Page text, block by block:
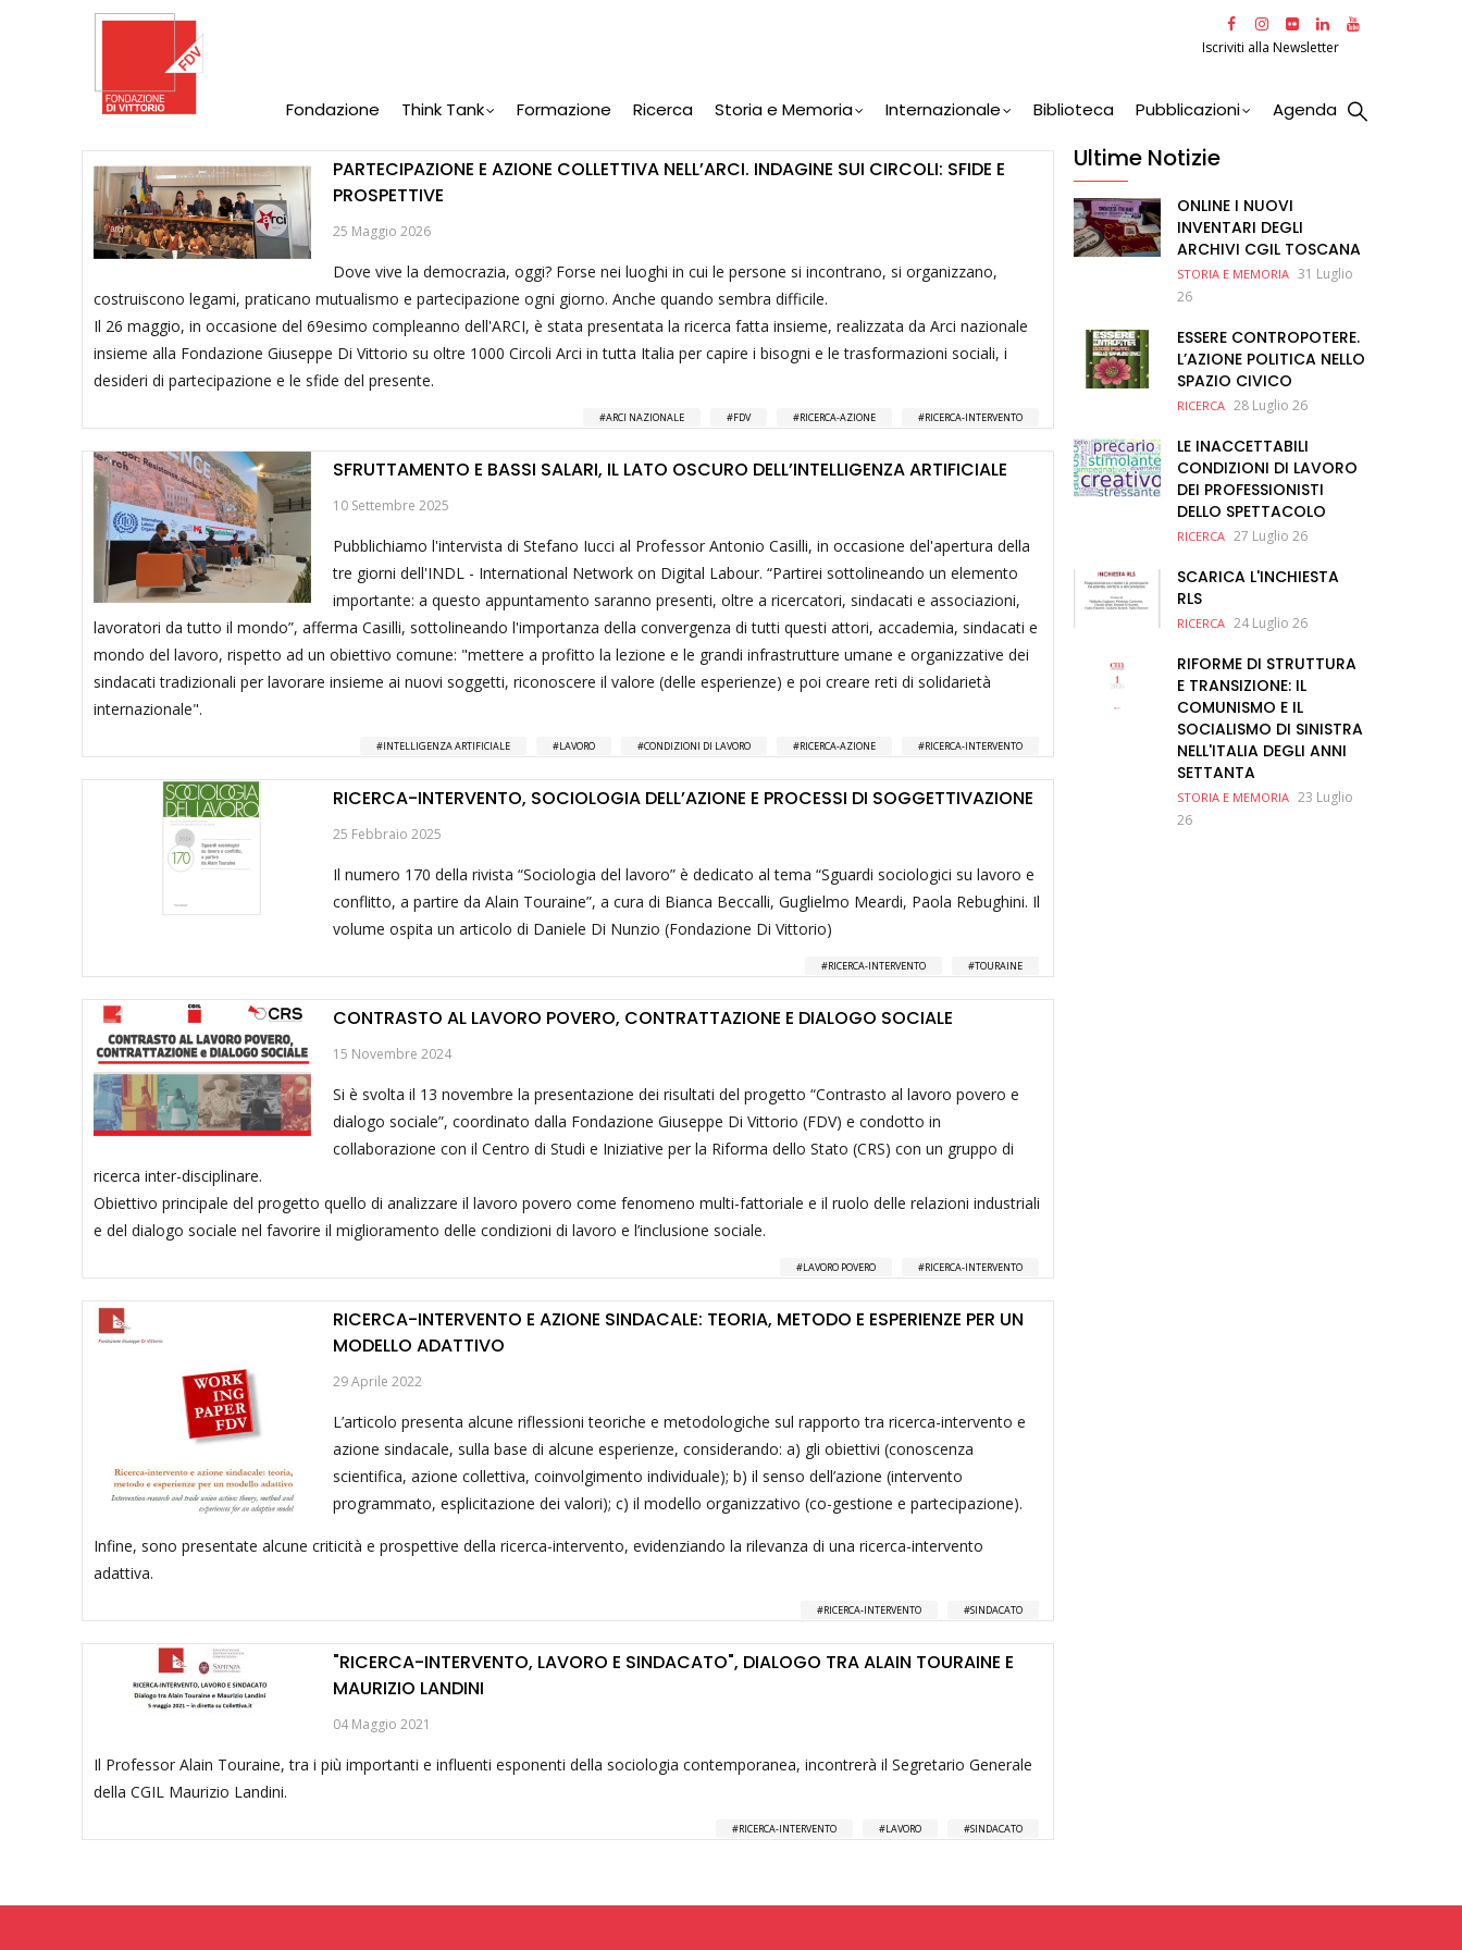
Iscriviti alla Newsletter
Navigation
Fondazione Think Tank Formazione Ricerca Storia e Memoria Internazionale Biblioteca Pubblicazioni Agenda
PARTECIPAZIONE E AZIONE COLLETTIVA NELL’ARCI. INDAGINE SUI CIRCOLI: SFIDE E
PROSPETTIVE
25 Maggio 2026
Dove vive la democrazia, oggi? Forse nei luoghi in cui le persone si incontrano, si organizzano,
costruiscono legami, praticano mutualismo e partecipazione ogni giorno. Anche quando sembra difficile.
Il 26 maggio, in occasione del 69esimo compleanno dell'ARCI, è stata presentata la ricerca fatta insieme, realizzata da Arci nazionale
insieme alla Fondazione Giuseppe Di Vittorio su oltre 1000 Circoli Arci in tutta Italia per capire i bisogni e le trasformazioni sociali, i
desideri di partecipazione e le sfide del presente.
ARCI NAZIONALE FDV RICERCA-AZIONE RICERCA-INTERVENTO
SFRUTTAMENTO E BASSI SALARI, IL LATO OSCURO DELL’INTELLIGENZA ARTIFICIALE
10 Settembre 2025
Pubblichiamo l'intervista di Stefano Iucci al Professor Antonio Casilli, in occasione del'apertura della
tre giorni dell'INDL - International Network on Digital Labour. “Partirei sottolineando un elemento
importante: a questo appuntamento saranno presenti, oltre a ricercatori, sindacati e associazioni,
lavoratori da tutto il mondo”, afferma Casilli, sottolineando l'importanza della convergenza di tutti questi attori, accademia, sindacati e
mondo del lavoro, rispetto ad un obiettivo comune: "mettere a profitto la lezione e le grandi infrastrutture umane e organizzative dei
sindacati tradizionali per lavorare insieme ai nuovi soggetti, riconoscere il valore (delle esperienze) e poi creare reti di solidarietà
internazionale".
INTELLIGENZA ARTIFICIALE LAVORO CONDIZIONI DI LAVORO RICERCA-AZIONE RICERCA-INTERVENTO
RICERCA-INTERVENTO, SOCIOLOGIA DELL’AZIONE E PROCESSI DI SOGGETTIVAZIONE
25 Febbraio 2025
Il numero 170 della rivista “Sociologia del lavoro” è dedicato al tema “Sguardi sociologici su lavoro e
conflitto, a partire da Alain Touraine”, a cura di Bianca Beccalli, Guglielmo Meardi, Paola Rebughini. Il
volume ospita un articolo di Daniele Di Nunzio (Fondazione Di Vittorio)
RICERCA-INTERVENTO TOURAINE
CONTRASTO AL LAVORO POVERO, CONTRATTAZIONE E DIALOGO SOCIALE
15 Novembre 2024
Si è svolta il 13 novembre la presentazione dei risultati del progetto “Contrasto al lavoro povero e
dialogo sociale”, coordinato dalla Fondazione Giuseppe Di Vittorio (FDV) e condotto in
collaborazione con il Centro di Studi e Iniziative per la Riforma dello Stato (CRS) con un gruppo di
ricerca inter-disciplinare.
Obiettivo principale del progetto quello di analizzare il lavoro povero come fenomeno multi-fattoriale e il ruolo delle relazioni industriali
e del dialogo sociale nel favorire il miglioramento delle condizioni di lavoro e l’inclusione sociale.
LAVORO POVERO RICERCA-INTERVENTO
RICERCA-INTERVENTO E AZIONE SINDACALE: TEORIA, METODO E ESPERIENZE PER UN
MODELLO ADATTIVO
29 Aprile 2022
L’articolo presenta alcune riflessioni teoriche e metodologiche sul rapporto tra ricerca-intervento e
azione sindacale, sulla base di alcune esperienze, considerando: a) gli obiettivi (conoscenza
scientifica, azione collettiva, coinvolgimento individuale); b) il senso dell’azione (intervento
programmato, esplicitazione dei valori); c) il modello organizzativo (co-gestione e partecipazione).
Infine, sono presentate alcune criticità e prospettive della ricerca-intervento, evidenziando la rilevanza di una ricerca-intervento
adattiva.
RICERCA-INTERVENTO SINDACATO
"RICERCA-INTERVENTO, LAVORO E SINDACATO", DIALOGO TRA ALAIN TOURAINE E
MAURIZIO LANDINI
04 Maggio 2021
Il Professor Alain Touraine, tra i più importanti e influenti esponenti della sociologia contemporanea, incontrerà il Segretario Generale
della CGIL Maurizio Landini.
RICERCA-INTERVENTO LAVORO SINDACATO
Ultime Notizie
ONLINE I NUOVI
INVENTARI DEGLI
ARCHIVI CGIL TOSCANA
STORIA E MEMORIA 31 Luglio
26
ESSERE CONTROPOTERE.
L’AZIONE POLITICA NELLO
SPAZIO CIVICO
RICERCA 28 Luglio 26
LE INACCETTABILI
CONDIZIONI DI LAVORO
DEI PROFESSIONISTI
DELLO SPETTACOLO
RICERCA 27 Luglio 26
SCARICA L'INCHIESTA
RLS
RICERCA 24 Luglio 26
RIFORME DI STRUTTURA
E TRANSIZIONE: IL
COMUNISMO E IL
SOCIALISMO DI SINISTRA
NELL'ITALIA DEGLI ANNI
SETTANTA
STORIA E MEMORIA 23 Luglio
26